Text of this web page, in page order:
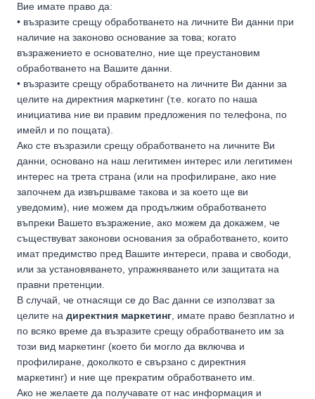
Вие имате право да:
• възразите срещу обработването на личните Ви данни при
наличие на законово основание за това; когато
възражението е основателно, ние ще преустановим
обработването на Вашите данни.
• възразите срещу обработването на личните Ви данни за
целите на директния маркетинг (т.е. когато по наша
инициатива ние ви правим предложения по телефона, по
имейл и по пощата).
Ако сте възразили срещу обработването на личните Ви
данни, основано на наш легитимен интерес или легитимен
интерес на трета страна (или на профилиране, ако ние
започнем да извършваме такова и за което ще ви
уведомим), ние можем да продължим обработването
въпреки Вашето възражение, ако можем да докажем, че
съществуват законови основания за обработването, които
имат предимство пред Вашите интереси, права и свободи,
или за установяването, упражняването или защитата на
правни претенции.
В случай, че отнасящи се до Вас данни се използват за
целите на директния маркетинг , имате право безплатно и
по всяко време да възразите срещу обработването им за
този вид маркетинг (което би могло да включва и
профилиране, доколкото е свързано с директния
маркетинг) и ние ще прекратим обработването им.
Ако не желаете да получавате от нас информация и